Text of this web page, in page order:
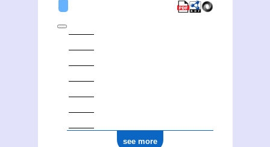
see more